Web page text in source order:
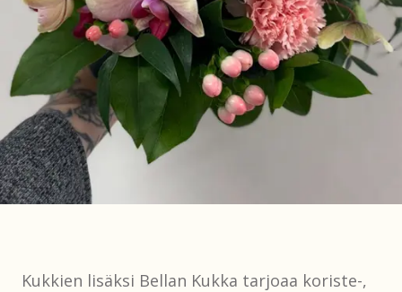
Kukkien lisäksi Bellan Kukka tarjoaa koriste-,